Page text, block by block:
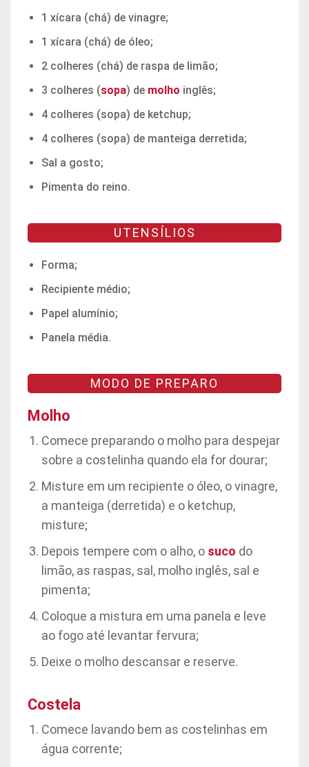
1 xícara (chá) de vinagre;
1 xícara (chá) de óleo;
2 colheres (chá) de raspa de limão;
3 colheres (sopa) de molho inglês;
4 colheres (sopa) de ketchup;
4 colheres (sopa) de manteiga derretida;
Sal a gosto;
Pimenta do reino.
UTENSÍLIOS
Forma;
Recipiente médio;
Papel alumínio;
Panela média.
MODO DE PREPARO
Molho
Comece preparando o molho para despejar
sobre a costelinha quando ela for dourar;
Misture em um recipiente o óleo, o vinagre,
a manteiga (derretida) e o ketchup,
misture;
Depois tempere com o alho, o suco do
limão, as raspas, sal, molho inglês, sal e
pimenta;
Coloque a mistura em uma panela e leve
ao fogo até levantar fervura;
Deixe o molho descansar e reserve.
Costela
Comece lavando bem as costelinhas em
água corrente;